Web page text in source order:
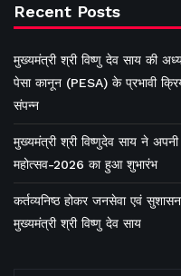
Recent Posts
मुख्यमंत्री श्री विष्णु देव साय की
पेसा कानून (PESA) के प्रभावी
संपन्न
मुख्यमंत्री श्री विष्णुदेव साय ने
महोत्सव-2026 का हुआ शुभारंभ
कर्तव्यनिष्ठ होकर जनसेवा एवं
मुख्यमंत्री श्री विष्णु देव साय